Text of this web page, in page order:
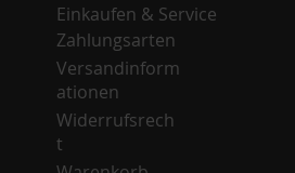
Einkaufen & Service
Zahlungsarten
Versandinform
ationen
Widerrufsrech
t